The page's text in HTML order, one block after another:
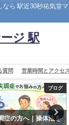
ら 駅近30秒祐気堂マ
ジ 駅
質問 営業時間とアクセ
ブログ
えると、心も体もゆ